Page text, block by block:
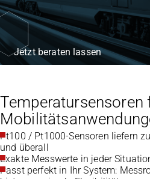
Jetzt beraten lassen
Temperatursensoren
Pt100 / Pt1000-Sensoren liefern
und überall
Exakte Messwerte in jeder
Passt perfekt in Ihr System: